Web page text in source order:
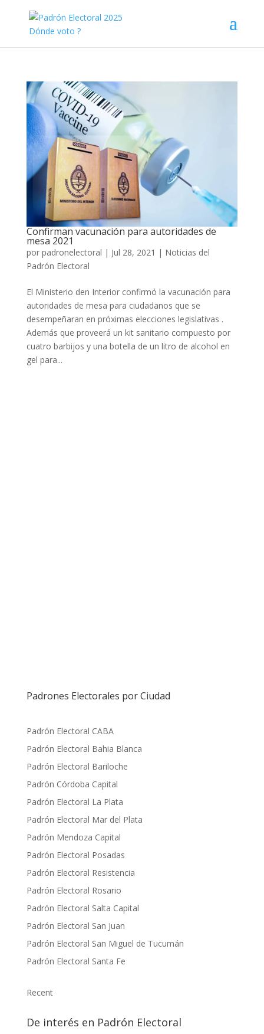
Confirman vacunación para autoridades de
mesa 2021
por padronelectoral | Jul 28, 2021 | Noticias del
Padrón Electoral
El Ministerio den Interior confirmó la vacunación para
autoridades de mesa para ciudadanos que se
desempeñaran en próximas elecciones legislativas .
Además que proveerá un kit sanitario compuesto por
cuatro barbijos y una botella de un litro de alcohol en
gel para...
Padrones Electorales por Ciudad
Padrón Electoral CABA
Padrón Electoral Bahia Blanca
Padrón Electoral Bariloche
Padrón Córdoba Capital
Padrón Electoral La Plata
Padrón Electoral Mar del Plata
Padrón Mendoza Capital
Padrón Electoral Posadas
Padrón Electoral Resistencia
Padrón Electoral Rosario
Padrón Electoral Salta Capital
Padrón Electoral San Juan
Padrón Electoral San Miguel de Tucumán
Padrón Electoral Santa Fe
Recent
De interés en Padrón Electoral